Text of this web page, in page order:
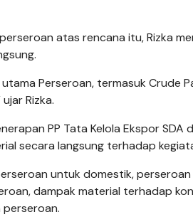
atas rencana itu, Rizka
Perseroan, termasuk Crude
Rizka.
PP Tata Kelola Ekspor
secara langsung terhadap
untuk domestik,
dampak material terhadap
perseroan.